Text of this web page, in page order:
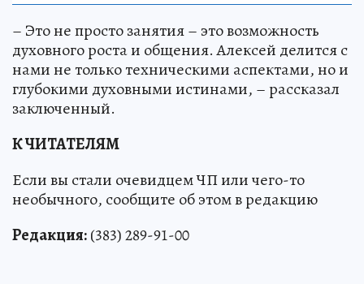
– Это не просто занятия – это возможность
духовного роста и общения. Алексей делится с
нами не только техническими аспектами, но и
глубокими духовными истинами, – рассказал
заключенный.
К ЧИТАТЕЛЯМ
Если вы стали очевидцем ЧП или чего-то
необычного, сообщите об этом в редакцию
Редакция:(383) 289-91-00